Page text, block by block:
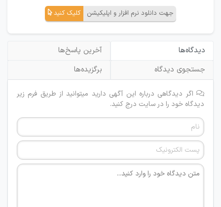
جهت دانلود نرم افزار و اپلیکیشن کلیک کنید
دیدگاه‌ها
آخرین پاسخ‌ها
جستجوی دیدگاه
برگزیده‌ها
اگر دیدگاهی درباره این آگهی دارید میتوانید از طریق فرم زیر
دیدگاه خود را در سایت درج کنید.